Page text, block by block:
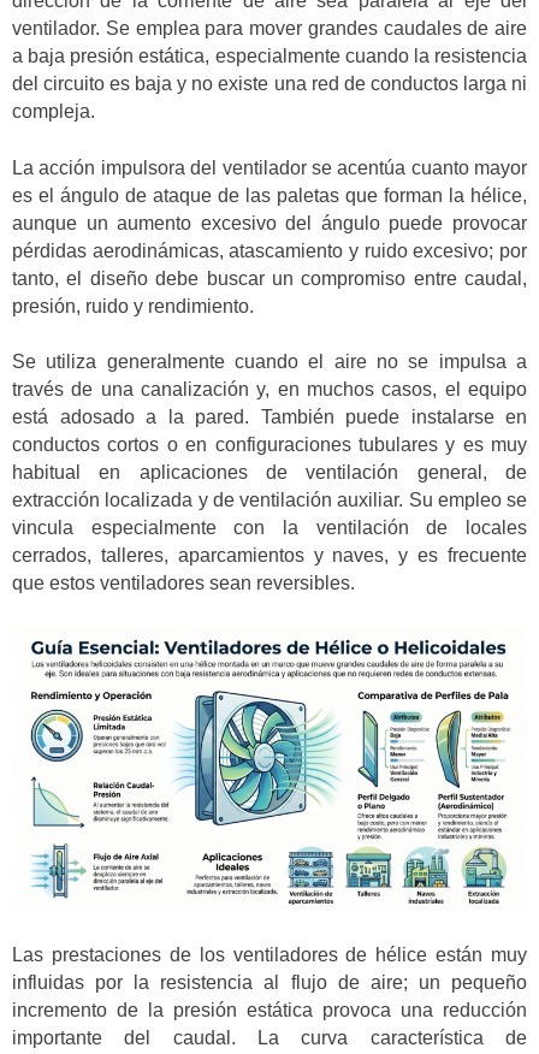
ventilador. Se emplea para mover grandes caudales de aire
a baja presión estática, especialmente cuando la resistencia
del circuito es baja y no existe una red de conductos larga ni
compleja.
La acción impulsora del ventilador se acentúa cuanto mayor
es el ángulo de ataque de las paletas que forman la hélice,
aunque un aumento excesivo del ángulo puede provocar
pérdidas aerodinámicas, atascamiento y ruido excesivo; por
tanto, el diseño debe buscar un compromiso entre caudal,
presión, ruido y rendimiento.
Se utiliza generalmente cuando el aire no se impulsa a
través de una canalización y, en muchos casos, el equipo
está adosado a la pared. También puede instalarse en
conductos cortos o en configuraciones tubulares y es muy
habitual en aplicaciones de ventilación general, de
extracción localizada y de ventilación auxiliar. Su empleo se
vincula especialmente con la ventilación de locales
cerrados, talleres, aparcamientos y naves, y es frecuente
que estos ventiladores sean reversibles.
Las prestaciones de los ventiladores de hélice están muy
influidas por la resistencia al flujo de aire; un pequeño
incremento de la presión estática provoca una reducción
importante del caudal. La curva característica de